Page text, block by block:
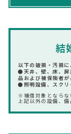
結
以下の破損・汚損
●天井、壁、床、屏
品および被保険者
●照明設備、スクリ
※補償対象とならな
上記以外の設備、